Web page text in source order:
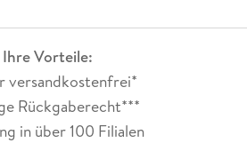
Ihre Vorteile:
versandkostenfrei*
Rückgaberecht***
in über 100 Filialen